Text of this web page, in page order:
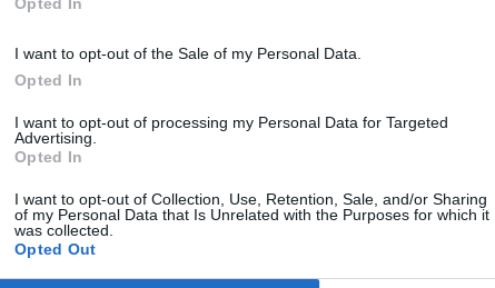
I want to opt-out of the Sale of my Personal Data.
Opted In
I want to opt-out of processing my Personal Data for Targeted
Advertising.
Opted In
I want to opt-out of Collection, Use, Retention, Sale, and/or Sharing
of my Personal Data that Is Unrelated with the Purposes for which it
was collected.
Opted Out
Effectiviteit
flinke bronchitis